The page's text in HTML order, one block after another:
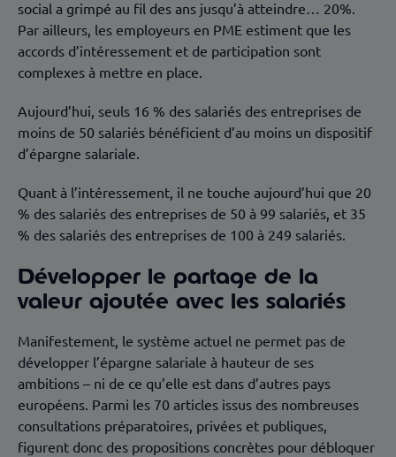
social a grimpé au fil des ans jusqu’à atteindre… 20%.
Par ailleurs, les employeurs en PME estiment que les
accords d’intéressement et de participation sont
complexes à mettre en place.
Aujourd’hui, seuls 16 % des salariés des entreprises de
moins de 50 salariés bénéficient d’au moins un dispositif
d’épargne salariale.
Quant à l’intéressement, il ne touche aujourd’hui que 20
% des salariés des entreprises de 50 à 99 salariés, et 35
% des salariés des entreprises de 100 à 249 salariés.
Développer le partage de la
valeur ajoutée avec les salariés
Manifestement, le système actuel ne permet pas de
développer l’épargne salariale à hauteur de ses
ambitions – ni de ce qu’elle est dans d’autres pays
européens. Parmi les 70 articles issus des nombreuses
consultations préparatoires, privées et publiques,
figurent donc des propositions concrètes pour débloquer